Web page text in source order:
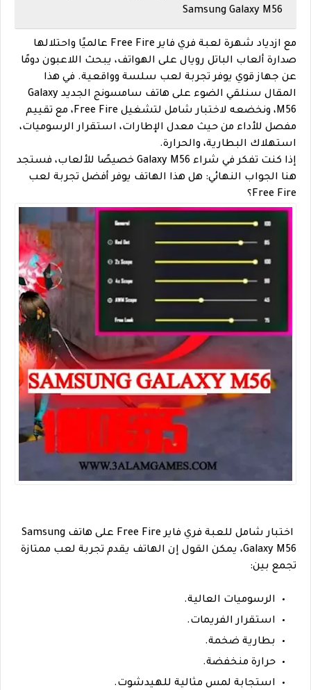
Samsung Galaxy M56
مع ازدياد شهرة لعبة فري فاير Free Fire
عالميًا واحتلالها
صدارة ألعاب الباتل رويال على الهواتف، يبحث اللاعبون دومًا
عن جهاز قوي يوفر تجربة لعب سلسة وواقعية. في هذا
المقال سنلقي الضوء على
هاتف سامسونج الجديد Galaxy
M56
، ونخضعه لاختبار شامل لتشغيل Free Fire، مع تقييم
مفصل للأداء من حيث معدل الإطارات، استقرار الرسوميات،
استهلاك البطارية، والحرارة.
إذا كنت تفكر في شراء Galaxy M56 خصيصًا للألعاب، فستجد
هنا الجواب النهائي: هل هذا الهاتف يوفر أفضل تجربة لعب
Free Fire؟
اختبار شامل للعبة فري فاير Free Fire على هاتف Samsung
Galaxy M56، يمكن القول إن الهاتف يقدم تجربة لعب ممتازة
تجمع بين:
الرسوميات العالية.
استقرار الفريمات.
بطارية ضخمة.
حرارة منخفضة.
استجابة لمس مثالية للهيدشوت.